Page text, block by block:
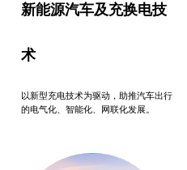
新能源汽车及充换电技
术
以新型充电技术为驱动，助推汽车出行
的电气化、智能化、网联化发展。